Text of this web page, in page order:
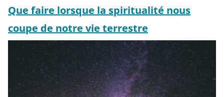
Que faire lorsque la spiritualité nous
coupe de notre vie terrestre